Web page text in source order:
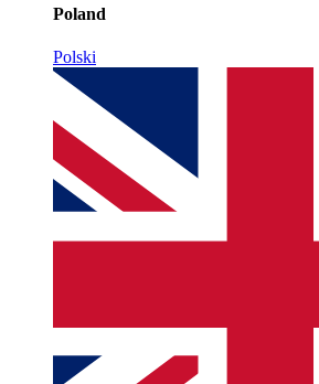
Poland
Polski